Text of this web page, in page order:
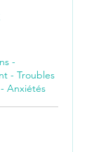
-
- Troubles
Anxiétés